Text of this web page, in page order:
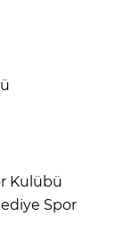
Kulübü
Spor